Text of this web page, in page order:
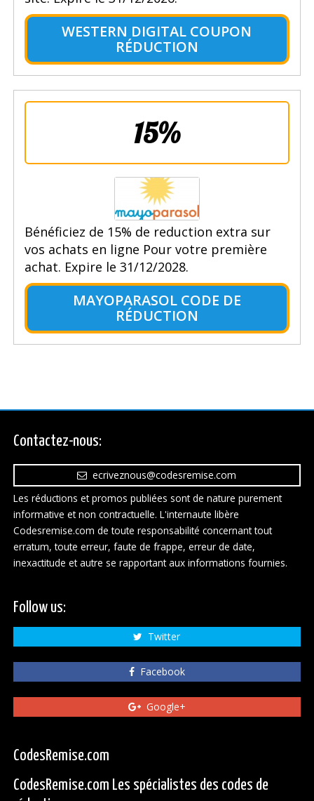
WESTERN DIGITAL COUPON
RÉDUCTION
15%
Bénéficiez de 15% de reduction extra sur
vos achats en ligne Pour votre première
achat. Expire le 31/12/2028.
MAYOPARASOL CODE DE
RÉDUCTION
Contactez-nous:
ecriveznous@codesremise.com
Les réductions et promos publiées sont de nature purement
informative et non contractuelle. L'internaute libère
Codesremise.com de toute responsabilité concernant tout
erratum, toute erreur, faute de frappe, erreur de date,
inexactitude et autre se rapportant aux informations fournies.
Follow us:
Twitter
Facebook
Google+
CodesRemise.com
CodesRemise.com Les spécialistes des codes de